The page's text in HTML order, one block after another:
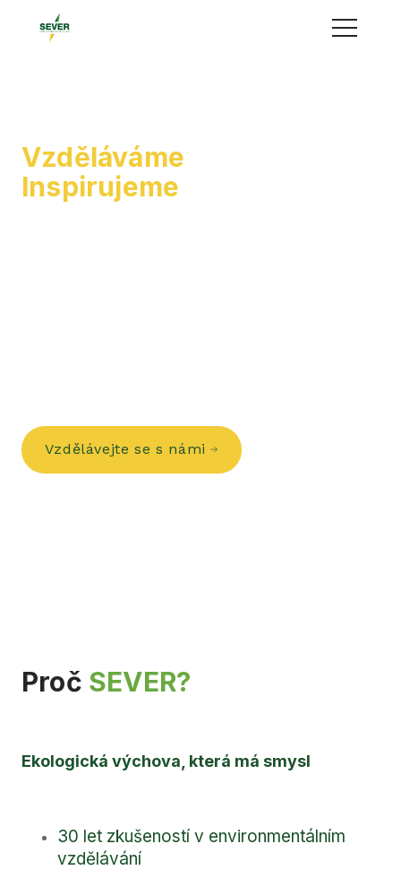
Menu
Vzděláváme
Inspirujeme
Vzdělávejte se s námi
Proč SEVER?
Ekologická výchova, která má smysl
30 let zkušeností v environmentálním
vzdělávání